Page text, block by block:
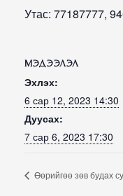
Утас: 77187777,
МЭДЭЭЛЭЛ
Эхлэх:
6 сар 12, 2023 14:30
Дуусах:
7 сар 6, 2023 17:30
Өөрийгөө зөв будах